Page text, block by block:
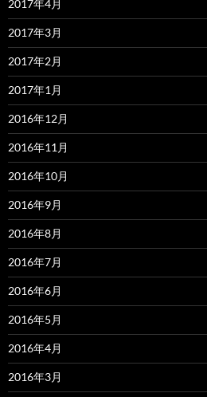
2017年4月
2017年3月
2017年2月
2017年1月
2016年12月
2016年11月
2016年10月
2016年9月
2016年8月
2016年7月
2016年6月
2016年5月
2016年4月
2016年3月